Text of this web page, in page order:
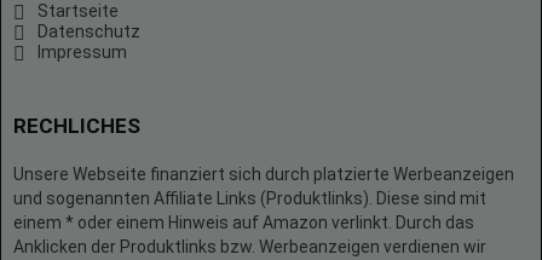
Startseite
Datenschutz
Impressum
RECHLICHES
Unsere Webseite finanziert sich durch platzierte Werbeanzeigen
und sogenannten Affiliate Links (Produktlinks). Diese sind mit
einem * oder einem Hinweis auf Amazon verlinkt. Durch das
Anklicken der Produktlinks bzw. Werbeanzeigen verdienen wir